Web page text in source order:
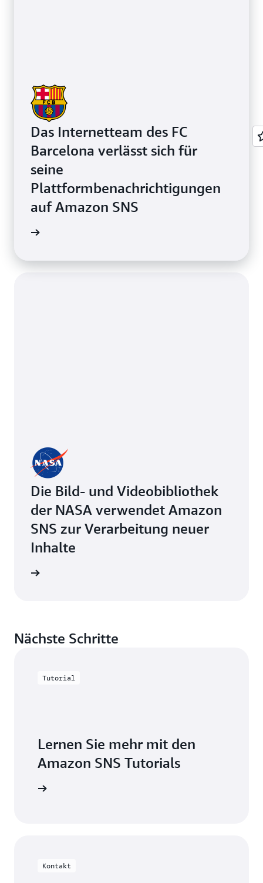
Das Internetteam des FC
Barcelona verlässt sich für
seine
Plattformbenachrichtigungen
auf Amazon SNS
Die Bild- und Videobibliothek
der NASA verwendet Amazon
SNS zur Verarbeitung neuer
Inhalte
Nächste Schritte
Tutorial
Lernen Sie mehr mit den
Amazon SNS Tutorials
Kontakt